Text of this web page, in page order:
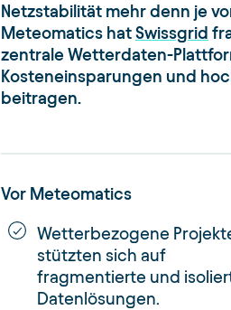
Netzstabilität mehr denn je
Meteomatics hatSwissgrid
zentrale Wetterdaten-
Kosteneinsparungen und
beitragen.
Vor Meteomatics
Wetterbezogene
stützten sich auf
fragmentierte und
Datenlösungen.